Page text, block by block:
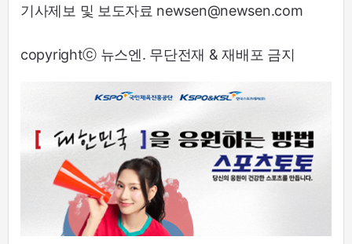
기사제보 및 보도자료 newsen@newsen.com
copyrightⓒ 뉴스엔. 무단전재 & 재배포 금지